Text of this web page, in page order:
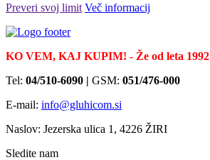
Preveri svoj limit Več informacij
KO VEM, KAJ KUPIM! - Že od leta 1992
Tel: 04/510-6090 | GSM: 051/476-000
E-mail: info@gluhicom.si
Naslov: Jezerska ulica 1, 4226 ŽIRI
Sledite nam